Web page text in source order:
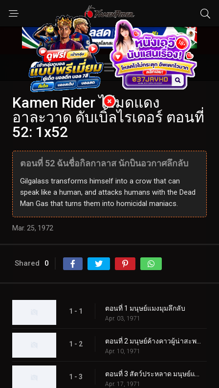
Kamen Rider ไอ้มดแดง
อาละวาด ดับเบิ้ลไรเดอร์ ตอนที่
52: 1x52
ตอนที่ 52 ฉันชื่อกิลกาลาส นักบินอวกาศลึกลับ
Gilgalass transforms himself into a crow that can
speak like a human, and attacks humans with the Dead
Man Gas that turns them into homicidal maniacs.
Mar. 25, 1972
Shared 0
1 - 1 ตอนที่ 1 มนุษย์แมงมุมลึกลับ
Apr. 03, 1971
1 - 2
Apr. 10, 1971
1 - 3
Apr. 17, 1971